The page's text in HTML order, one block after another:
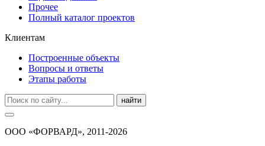
Прочее
Полный каталог проектов
Клиентам
Построенные объекты
Вопросы и ответы
Этапы работы
найти
ООО «ФОРВАРД», 2011-2026